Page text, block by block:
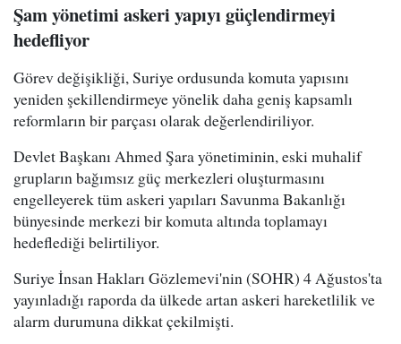
Şam yönetimi askeri yapıyı güçlendirmeyi
hedefliyor
Görev değişikliği, Suriye ordusunda komuta yapısını
yeniden şekillendirmeye yönelik daha geniş kapsamlı
reformların bir parçası olarak değerlendiriliyor.
Devlet Başkanı Ahmed Şara yönetiminin, eski muhalif
grupların bağımsız güç merkezleri oluşturmasını
engelleyerek tüm askeri yapıları Savunma Bakanlığı
bünyesinde merkezi bir komuta altında toplamayı
hedeflediği belirtiliyor.
Suriye İnsan Hakları Gözlemevi'nin (SOHR) 4 Ağustos'ta
yayınladığı raporda da ülkede artan askeri hareketlilik ve
alarm durumuna dikkat çekilmişti.